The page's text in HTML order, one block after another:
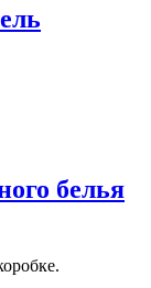
белья